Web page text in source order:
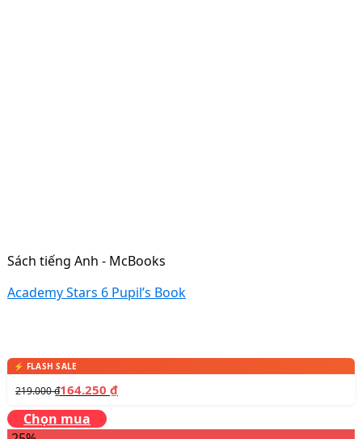
Sách tiếng Anh - McBooks
Academy Stars 6 Pupil’s Book
219.000₫164.250 ₫
Chọn mua